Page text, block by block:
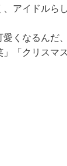
アイドルら
くなるんだ
「クリスマ